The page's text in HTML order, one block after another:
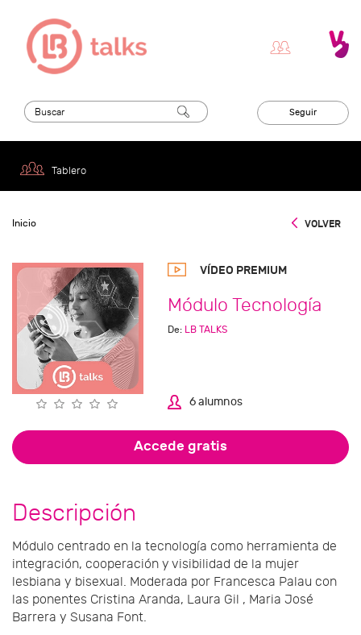
Seguir
Tablero
Inicio VOLVER
VÍDEO PREMIUM
Módulo Tecnología
De: LB TALKS
6 alumnos
Accede gratis
Descripción
Módulo centrado en la tecnología como herramienta de
integración, cooperación y visibilidad de la mujer
lesbiana y bisexual. Moderada por Francesca Palau con
las ponentes Cristina Aranda, Laura Gil , Maria José
Barrera y Susana Font.